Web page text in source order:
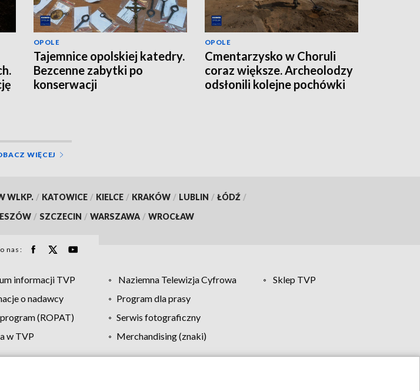
OPOLE
Tajemnice opolskiej katedry.
Bezcenne zabytki po
konserwacji
OPOLE
Cmentarzysko w Choruli
coraz większe. Archeolodzy
odsłonili kolejne pochówki
WIĘCEJ
WLKP. / KATOWICE / KIELCE / KRAKÓW / LUBLIN / ŁÓDŹ /
/ SZCZECIN / WARSZAWA / WROCŁAW
nas:
informacji TVP Naziemna Telewizja Cyfrowa
Sklep TVP
o nadawcy
Program dla prasy
(ROPAT)
Serwis fotograficzny
w TVP
Merchandising (znaki)